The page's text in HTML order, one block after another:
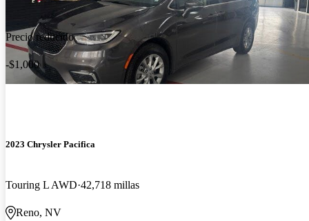
Precio reducido
-$1,000
2023 Chrysler Pacifica
Touring L AWD 42,718 millas
Reno, NV